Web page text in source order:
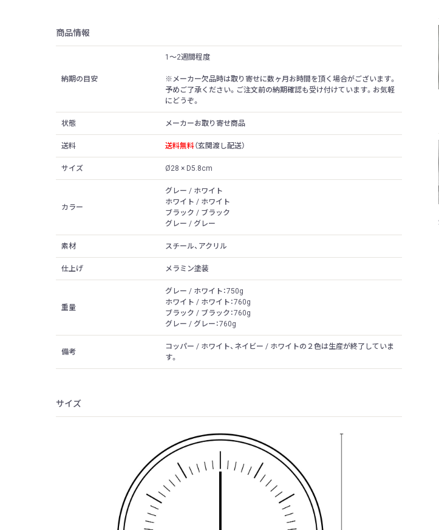
商品情報
納期の目安
1〜2週間程度
※メーカー欠品時は取り寄せに数ヶ月お時間を頂く場合がございます。
予めご了承ください。ご注文前の納期確認も受け付けています。お気軽
にどうぞ。
状態 メーカーお取り寄せ商品
送料 送料無料（玄関渡し配送）
サイズ Ø28 × D5.8cm
カラー
グレー / ホワイト
ホワイト / ホワイト
ブラック / ブラック
グレー / グレー
素材 スチール、アクリル
仕上げ メラミン塗装
重量
グレー / ホワイト：750g
ホワイト / ホワイト：760g
ブラック / ブラック：760g
グレー / グレー：760g
備考
コッパー / ホワイト、ネイビー / ホワイトの２色は生産が終了していま
す。
サイズ